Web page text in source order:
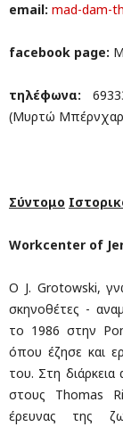
email: mad-dam-
facebook page:
τηλέφωνα:
(Μυρτώ
Σύντομο
Workcenter of
Ο J. Grotowski,
σκηνοθέτες -
τo 1986 στην
όπου έζησε και
του. Στη
στους Thomas
έρευνας της